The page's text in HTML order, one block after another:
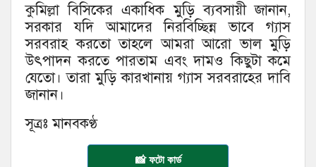
কুমিল্লা বিসিকের একাধিক মুড়ি ব্যবসায়ী জানান,
সরকার যদি আমাদের নিরবিচ্ছিন্ন ভাবে গ্যাস
সরবরাহ করতো তাহলে আমরা আরো ভাল মুড়ি
উৎপাদন করতে পারতাম এবং দামও কিছুটা কমে
যেতো। তারা মুড়ি কারখানায় গ্যাস সরবরাহের দাবি
জানান।
সূত্রঃ মানবকণ্ঠ
📸 ফটো কার্ড